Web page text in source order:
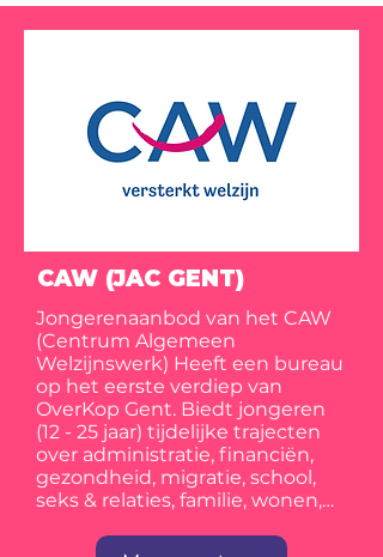
CAW (JAC GENT)
Jongerenaanbod van het CAW
(Centrum Algemeen
Welzijnswerk) Heeft een bureau
op het eerste verdiep van
OverKop Gent. Biedt jongeren
(12 - 25 jaar) tijdelijke trajecten
over administratie, financiën,
gezondheid, migratie, school,
seks & relaties, familie, wonen,…